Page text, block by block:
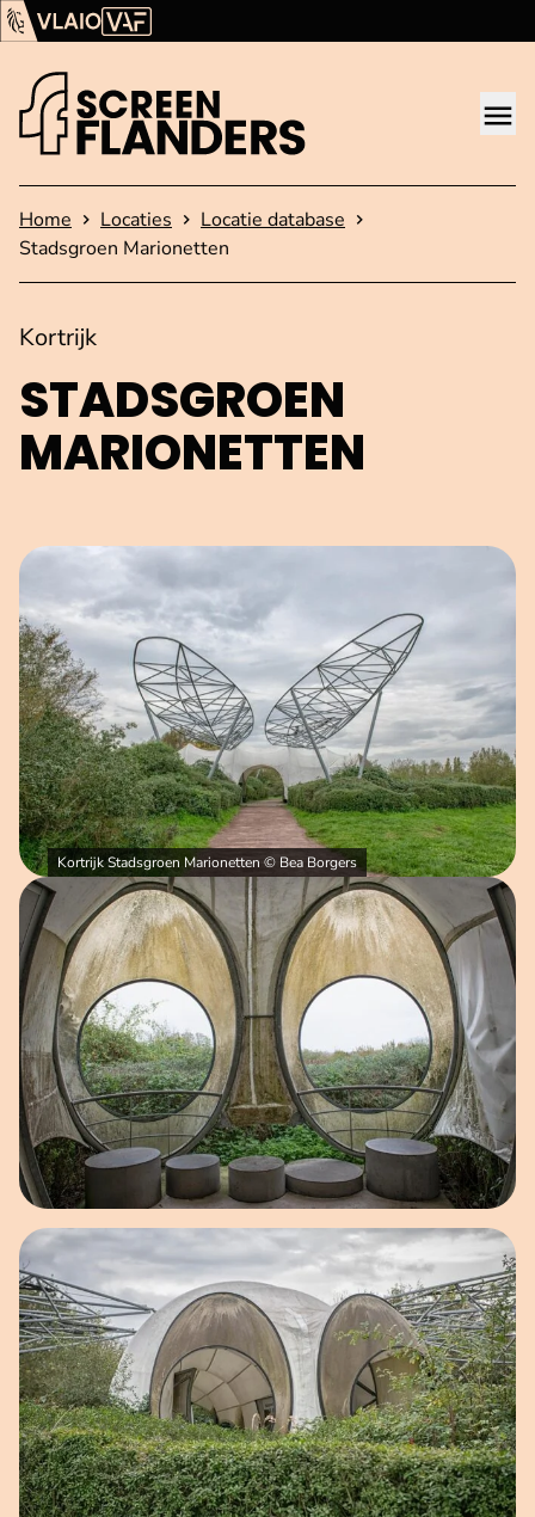
Ga verder naar de inhoud
Vlaams Audiovisueel Fonds (VAF)
Startpagina
Home Locaties
Locatie database
Stadsgroen Marionetten
STADSGROEN
MARIONETTEN
Kortrijk
Kortrijk Stadsgroen Marionetten © Bea Borgers
Open afbeelding in popup
Open afbeelding in popup